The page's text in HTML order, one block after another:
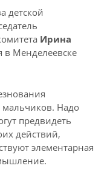
детской
Ирина
в Менделеевске
Надо
предвидеть
действий,
элементарная